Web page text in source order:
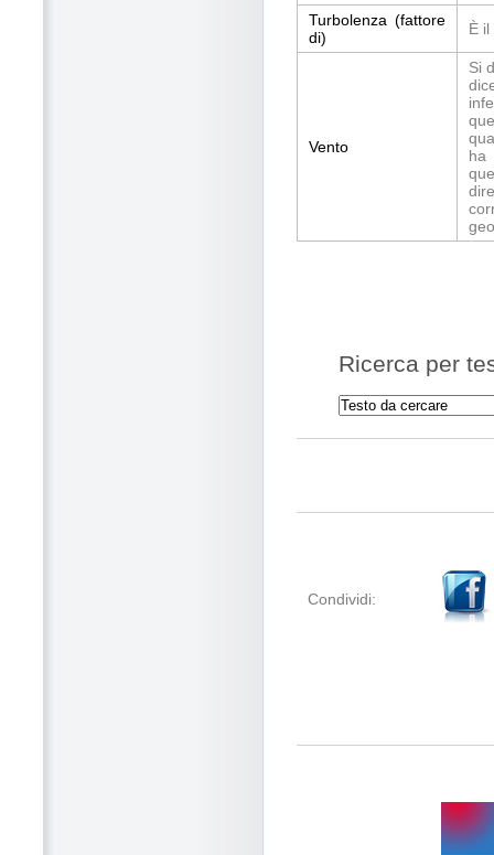
Turbolenza (fattore
di)
È
Vento
Si
ha
Ricerca per
Condividi: